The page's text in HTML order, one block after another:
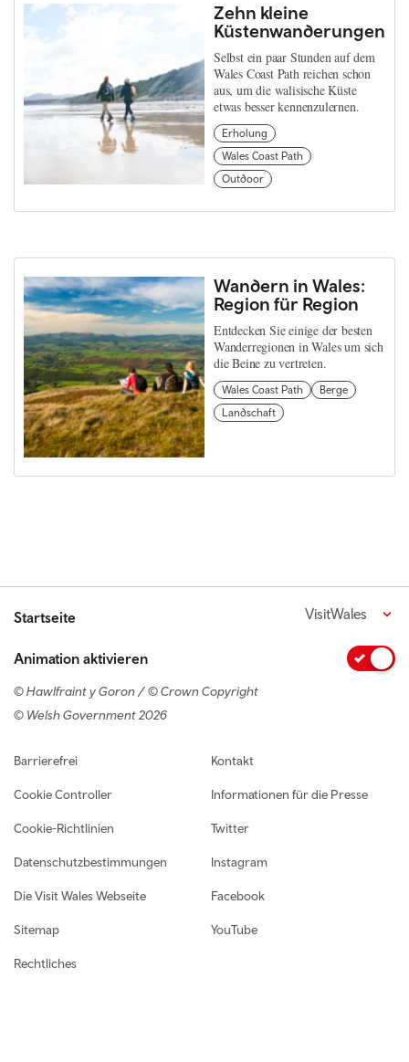
Zehn kleine
Küstenwanderungen
Selbst ein paar Stunden auf dem
Wales Coast Path reichen schon
aus, um die walisische Küste
etwas besser kennenzulernen.
Erholung
Wales Coast Path
Outdoor
Wandern in Wales:
Region für Region
Entdecken Sie einige der besten
Wanderregionen in Wales um sich
die Beine zu vertreten.
Wales Coast Path
Berge
Landschaft
Startseite VisitWales
Animation aktivieren
© Hawlfraint y Goron / © Crown Copyright
© Welsh Government 2026
Footer navigation
Barrierefrei
Cookie Controller
Cookie-Richtlinien
Datenschutzbestimmungen
Die Visit Wales Webseite
Sitemap
Rechtliches
Kontakt
Informationen für die Presse
Twitter
Instagram
Facebook
YouTube